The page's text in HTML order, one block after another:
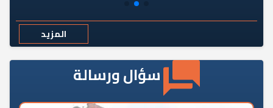
المزيد
سؤال ورسالة